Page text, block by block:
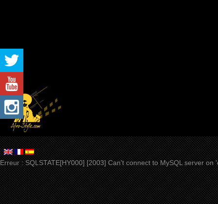
Erreur : SQLSTATE[HY000] [2003] Can't connect to MySQL server